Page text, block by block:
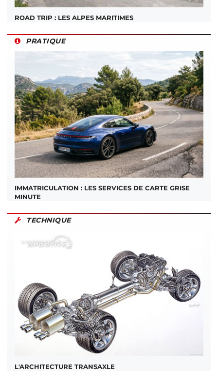
ROAD TRIP : LES ALPES MARITIMES
PRATIQUE
IMMATRICULATION : LES SERVICES DE CARTE GRISE
MINUTE
TECHNIQUE
L'ARCHITECTURE TRANSAXLE